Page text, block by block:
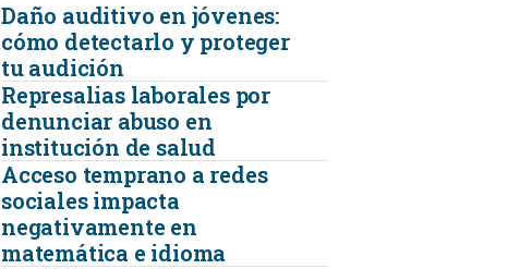
Daño auditivo en jóvenes:
cómo detectarlo y proteger
tu audición
Represalias laborales por
denunciar abuso en
institución de salud
Acceso temprano a redes
sociales impacta
negativamente en
matemática e idioma